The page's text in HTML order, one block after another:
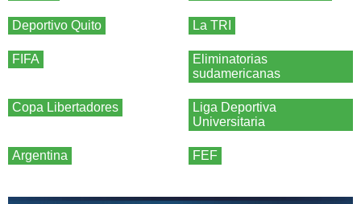
Deportivo Quito La TRI
FIFA
Eliminatorias
sudamericanas
Copa Libertadores
Liga Deportiva
Universitaria
Argentina FEF